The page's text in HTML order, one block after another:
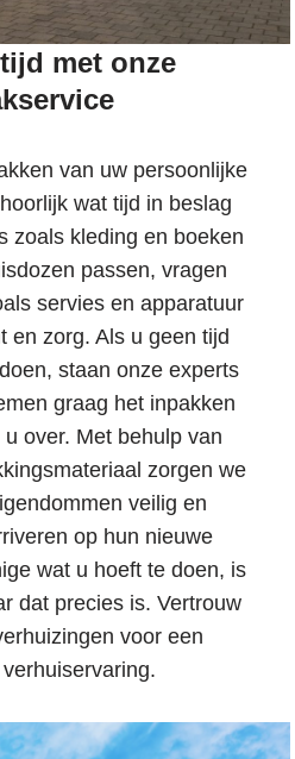
met onze
van uw persoonlijke
wat tijd in beslag
zoals kleding en boeken
passen, vragen
servies en apparatuur
en zorg. Als u geen tijd
staan onze experts
graag het inpakken
over. Met behulp van
zorgen we
veilig en
op hun nieuwe
wat u hoeft te doen, is
dat precies is. Vertrouw
voor een